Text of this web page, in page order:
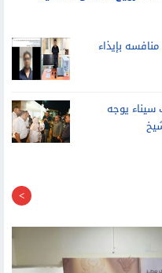
الأعمال المنافية
بإيذاء